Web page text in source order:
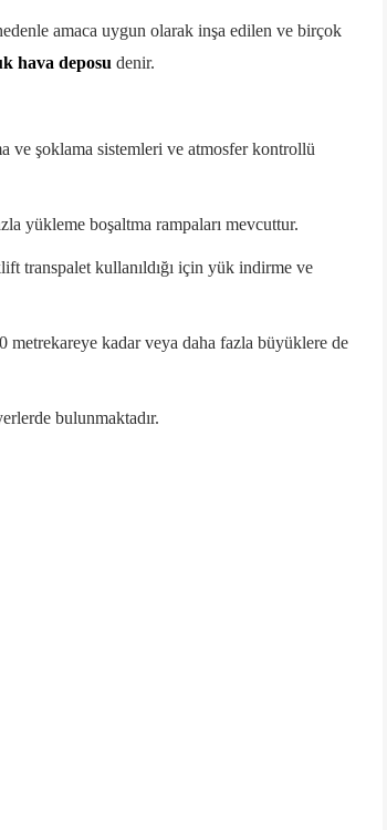
amaca uygun olarak inşa edilen ve birçok
hava deposu denir.
ve şoklama sistemleri ve atmosfer kontrollü
yükleme boşaltma rampaları mevcuttur.
transpalet kullanıldığı için yük indirme ve
metrekareye kadar veya daha fazla büyüklere de
bulunmaktadır.